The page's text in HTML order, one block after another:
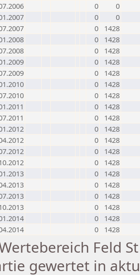
0
0
0
0
0
1428
0
1428
0
1428
0
1428
0
1428
0
1428
0
1428
0
1428
0
1428
0
1428
0
1428
0
1428
0
1428
0
1428
0
1428
0
1428
0
1428
0
1428
0 1428
Feld
gewertet in